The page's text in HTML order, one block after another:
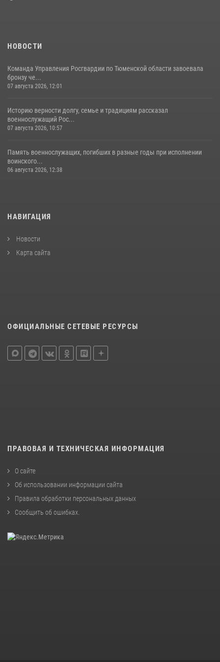
НОВОСТИ
Команда Управления Росгвардии по Тюменской области завоевала
бронзу че...
07 августа 2026, 12:01
Историю верности долгу, семье и традициям рассказал
военнослужащий Рос...
07 августа 2026, 10:57
Память военнослужащих, погибших в разные годы при исполнении
воинского...
06 августа 2026, 12:38
НАВИГАЦИЯ
Новости
Карта сайта
ОФИЦИАЛЬНЫЕ СЕТЕВЫЕ РЕСУРСЫ
ПРАВОВАЯ И ТЕХНИЧЕСКАЯ ИНФОРМАЦИЯ
О сайте
Об использовании информации сайта
Правила обработки персональных данных
Сообщить об ошибках.